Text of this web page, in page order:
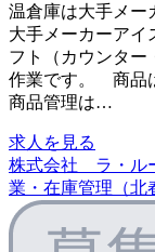
温倉庫は大手メ
大手メーカーア
フト（カウンター
作業です。 商品
商品管理は…
求人を見る
株式会社 ラ・ル
業・在庫管理（北